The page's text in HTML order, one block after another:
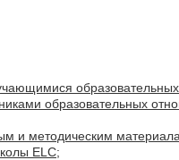
образовательных
и методическим
ELC;